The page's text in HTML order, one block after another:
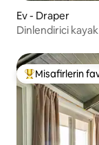
Ev - Draper
Dinlendirici kayak
Misafirlerin
Misafirlerin